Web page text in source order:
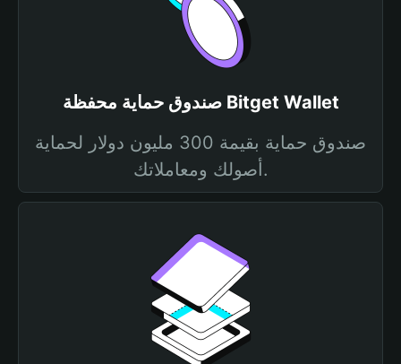
صندوق حماية محفظة Bitget Wallet
صندوق حماية بقيمة 300 مليون دولار لحماية
أصولك ومعاملاتك.